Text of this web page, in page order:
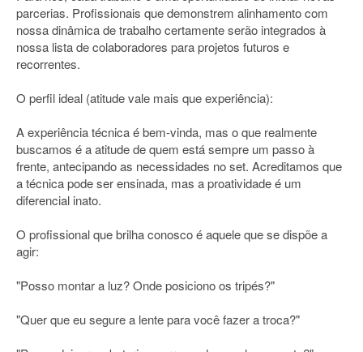
parcerias. Profissionais que demonstrem alinhamento com
nossa dinâmica de trabalho certamente serão integrados à
nossa lista de colaboradores para projetos futuros e
recorrentes.
O perfil ideal (atitude vale mais que experiência):
A experiência técnica é bem-vinda, mas o que realmente
buscamos é a atitude de quem está sempre um passo à
frente, antecipando as necessidades no set. Acreditamos que
a técnica pode ser ensinada, mas a proatividade é um
diferencial inato.
O profissional que brilha conosco é aquele que se dispõe a
agir:
"Posso montar a luz? Onde posiciono os tripés?"
"Quer que eu segure a lente para você fazer a troca?"